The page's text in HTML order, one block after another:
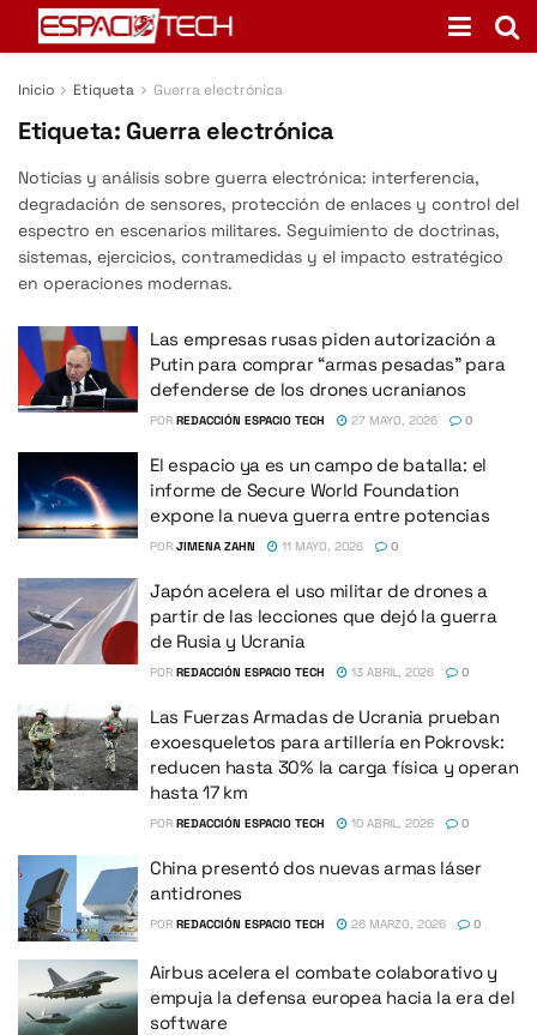
Inicio Etiqueta Guerra electrónica
Etiqueta: Guerra electrónica
Noticias y análisis sobre guerra electrónica: interferencia,
degradación de sensores, protección de enlaces y control del
espectro en escenarios militares. Seguimiento de doctrinas,
sistemas, ejercicios, contramedidas y el impacto estratégico
en operaciones modernas.
Las empresas rusas piden autorización a
Putin para comprar “armas pesadas” para
defenderse de los drones ucranianos
POR REDACCIÓN ESPACIO TECH 27 MAYO, 2026 0
El espacio ya es un campo de batalla: el
informe de Secure World Foundation
expone la nueva guerra entre potencias
POR JIMENA ZAHN 11 MAYO, 2026 0
Japón acelera el uso militar de drones a
partir de las lecciones que dejó la guerra
de Rusia y Ucrania
POR REDACCIÓN ESPACIO TECH 13 ABRIL, 2026 0
Las Fuerzas Armadas de Ucrania prueban
exoesqueletos para artillería en Pokrovsk:
reducen hasta 30% la carga física y operan
hasta 17 km
POR REDACCIÓN ESPACIO TECH 10 ABRIL, 2026 0
China presentó dos nuevas armas láser
antidrones
POR REDACCIÓN ESPACIO TECH 26 MARZO, 2026 0
Airbus acelera el combate colaborativo y
empuja la defensa europea hacia la era del
software